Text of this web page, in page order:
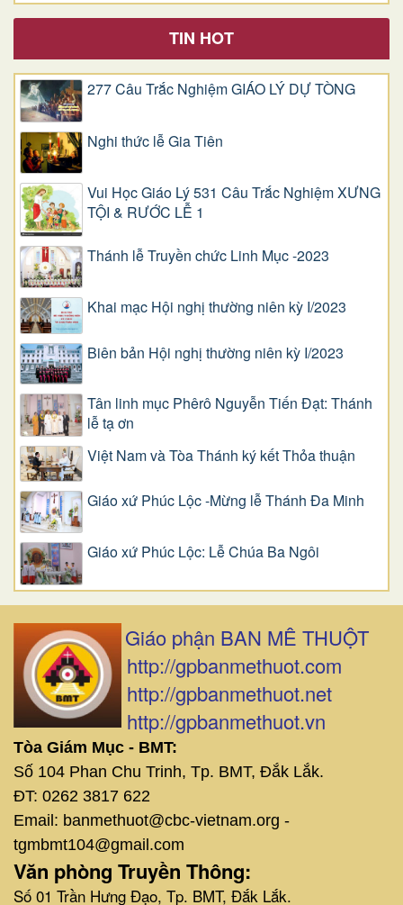
TIN HOT
277 Câu Trắc Nghiệm GIÁO LÝ DỰ TÒNG
Nghi thức lễ Gia Tiên
Vui Học Giáo Lý 531 Câu Trắc Nghiệm XƯNG
TỘI & RƯỚC LỄ 1
Thánh lễ Truyền chức Linh Mục -2023
Khai mạc Hội nghị thường niên kỳ I/2023
Biên bản Hội nghị thường niên kỳ I/2023
Tân linh mục Phêrô Nguyễn Tiến Đạt: Thánh
lễ tạ ơn
Việt Nam và Tòa Thánh ký kết Thỏa thuận
Giáo xứ Phúc Lộc -Mừng lễ Thánh Đa Minh
Giáo xứ Phúc Lộc: Lễ Chúa Ba Ngôi
Giáo phận BAN MÊ THUỘT
http://gpbanmethuot.com
http://gpbanmethuot.net
http://gpbanmethuot.vn
Tòa Giám Mục - BMT:
Số 104 Phan Chu Trinh, Tp. BMT, Đắk Lắk.
ĐT: 0262 3817 622
Email: banmethuot@cbc-vietnam.org -
tgmbmt104@gmail.com
Văn phòng Truyền Thông:
Số 01 Trần Hưng Đạo, Tp. BMT, Đắk Lắk.